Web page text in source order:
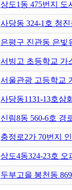
상도1동 475번지 도
사당동 324-1호 청
은평구 진관동 은빛
서빙고 초등학교 가
서울관광 고등학교
사당동1131-13호삼
신림8동 560-6호 경
충정로2가 70번지
상도4동324-23호
두부고을 봉천동